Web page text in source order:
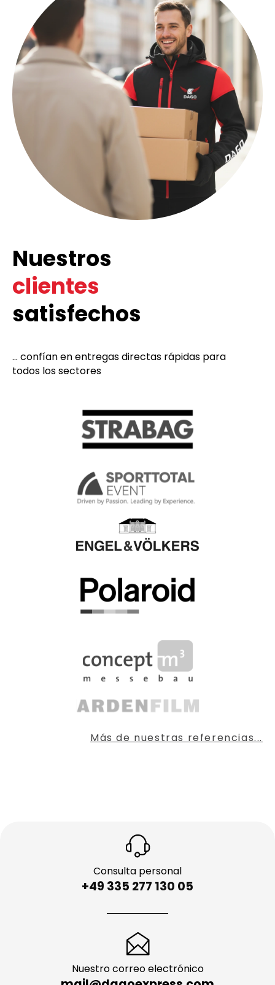
Nuestros
clientes
satisfechos
... confían en entregas directas rápidas para
todos los sectores
Más de nuestras referencias...
Consulta personal
+49 335 277 130 05
Nuestro correo electrónico